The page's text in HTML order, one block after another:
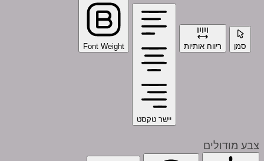
סמן ריווח אותיות
יישר טקסט
Font Weight
צבע מודולים